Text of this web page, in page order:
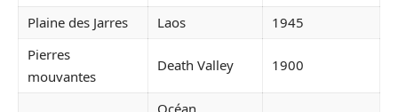
Plaine des Jarres
Laos
1945
Pierres
mouvantes
Death Valley 1900
Océan